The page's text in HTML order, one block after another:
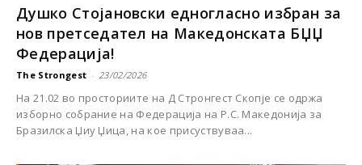
Душко Стојановски едногласно избран за
нов претседател на Македонската БЏЏ
Федерација!
The Strongest - 23/02/2026
На 21.02 во просториите на Д Стронгест Скопје се одржа
изборно собрание на Федерација на Р.С. Македонија за
Бразилска Џиу Џица, на кое присуствуваа...